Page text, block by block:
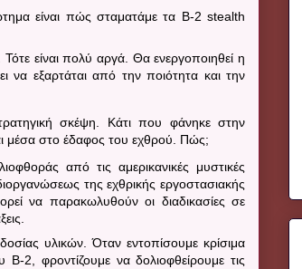
είναι πώς σταματάμε τα B-2stealth
είναι πολύ αργά. Θα ενεργοποιηθεί η
να εξαρτάται από την ποιότητα και την
σκέψη. Κάτι που φάνηκε στην
μέσα στο έδαφος του εχθρού. Πώς;
από τις αμερικανικές μυστικές
της εχθρικής εργοστασιακής
να παρακωλυθούν οι διαδικασίες σε
υλικών. Όταν εντοπίσουμε κρίσιμα
B-2, φροντίζουμε να δολιοφθείρουμε τις